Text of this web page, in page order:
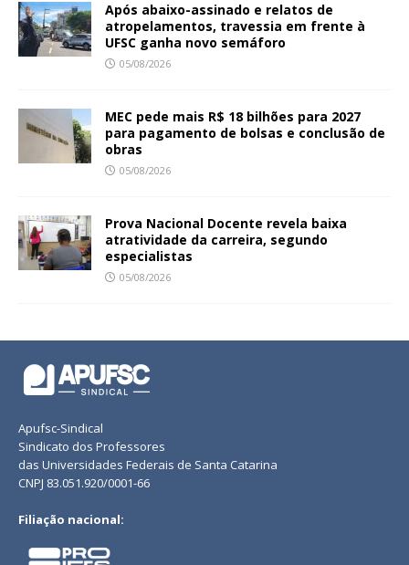
Após abaixo-assinado e relatos de
atropelamentos, travessia em frente à
UFSC ganha novo semáforo
05/08/2026
MEC pede mais R$ 18 bilhões para 2027
para pagamento de bolsas e conclusão de
obras
05/08/2026
Prova Nacional Docente revela baixa
atratividade da carreira, segundo
especialistas
05/08/2026
Apufsc-Sindical
Sindicato dos Professores
das Universidades Federais de Santa Catarina
CNPJ 83.051.920/0001-66
Filiação nacional: